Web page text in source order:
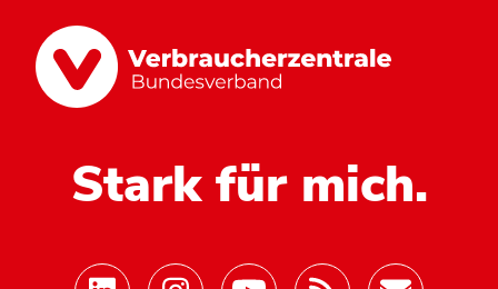
Stark für mich.